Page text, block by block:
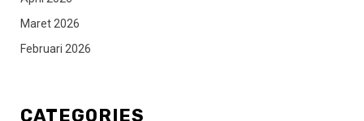
Maret 2026
Februari 2026
CATEGORIES